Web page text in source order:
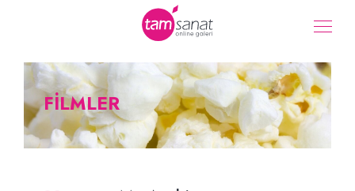
FİLMLER